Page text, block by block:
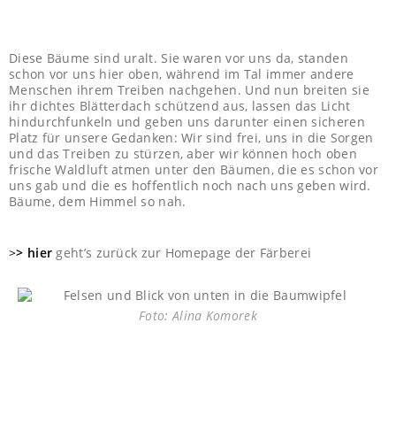
Diese Bäume sind uralt. Sie waren vor uns da, standen
schon vor uns hier oben, während im Tal immer andere
Menschen ihrem Treiben nachgehen. Und nun breiten sie
ihr dichtes Blätterdach schützend aus, lassen das Licht
hindurchfunkeln und geben uns darunter einen sicheren
Platz für unsere Gedanken: Wir sind frei, uns in die Sorgen
und das Treiben zu stürzen, aber wir können hoch oben
frische Waldluft atmen unter den Bäumen, die es schon vor
uns gab und die es hoffentlich noch nach uns geben wird.
Bäume, dem Himmel so nah.
>> hier geht’s zurück zur Homepage der Färberei
Foto: Alina Komorek